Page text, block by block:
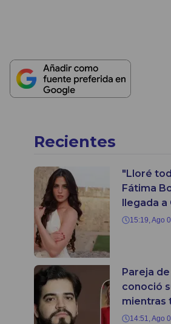
Recientes
"Lloré
Fátima
llegada a
15:19, Ago
Pareja
conoció
mientras
14:51, Ago